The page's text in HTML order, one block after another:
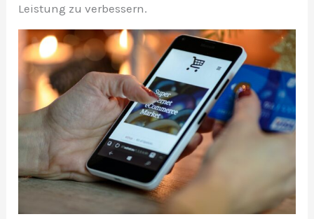
Leistung zu verbessern.